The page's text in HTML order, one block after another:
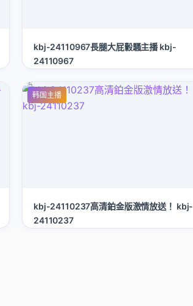
kbj-24110967長腿大屁轂騷主播 kbj-
24110967
韩国主播
kbj-24110237高清鉑金版激情放送！ kbj-
24110237